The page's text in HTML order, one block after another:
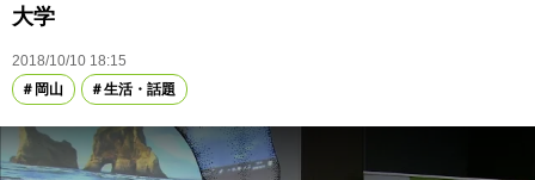
大学
2018/10/10 18:15
岡山
生活・話題